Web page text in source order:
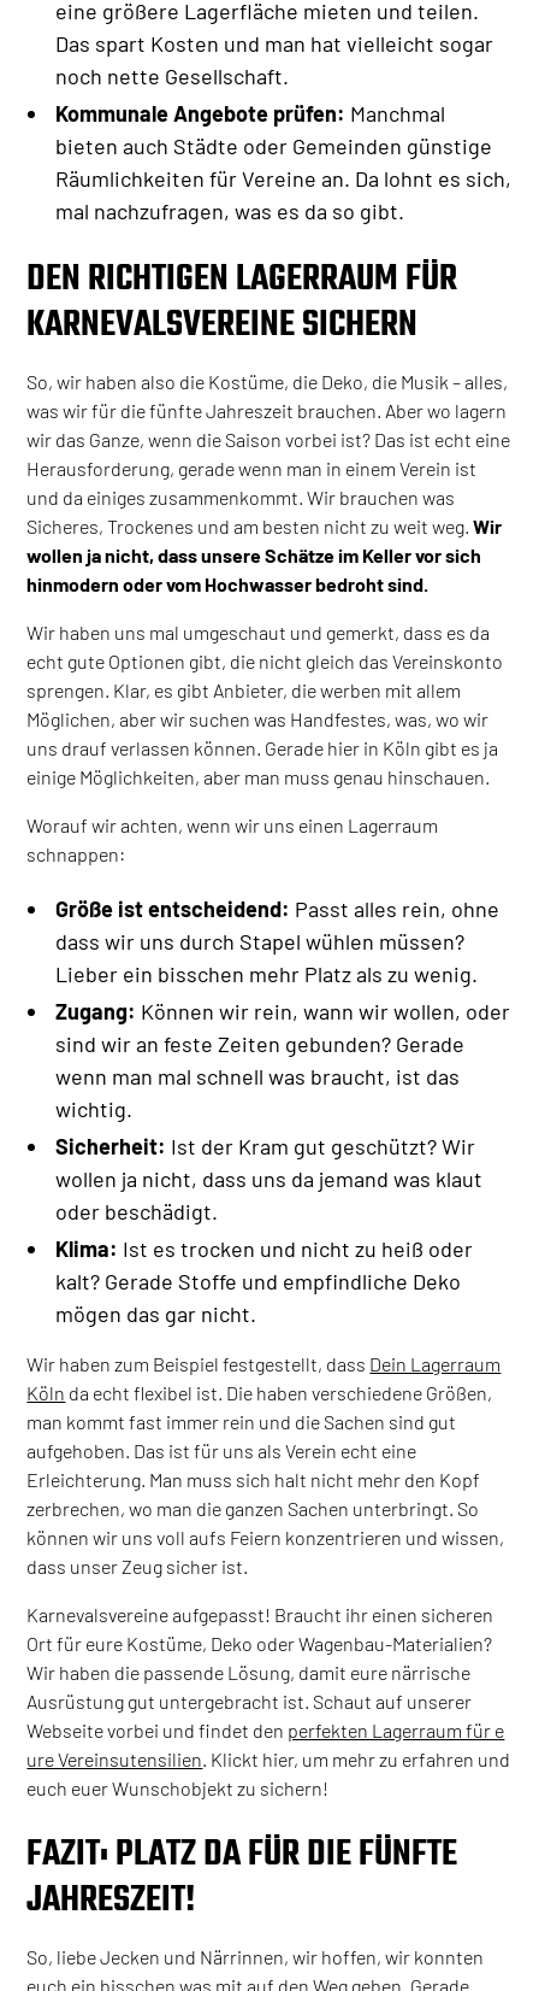
eine größere Lagerfläche mieten und teilen.
Das spart Kosten und man hat vielleicht sogar
noch nette Gesellschaft.
Kommunale Angebote prüfen: Manchmal
bieten auch Städte oder Gemeinden günstige
Räumlichkeiten für Vereine an. Da lohnt es sich,
mal nachzufragen, was es da so gibt.
DEN RICHTIGEN LAGERRAUM FÜR
KARNEVALSVEREINE SICHERN
So, wir haben also die Kostüme, die Deko, die Musik – alles,
was wir für die fünfte Jahreszeit brauchen. Aber wo lagern
wir das Ganze, wenn die Saison vorbei ist? Das ist echt eine
Herausforderung, gerade wenn man in einem Verein ist
und da einiges zusammenkommt. Wir brauchen was
Sicheres, Trockenes und am besten nicht zu weit weg.Wir
wollen ja nicht, dass unsere Schätze im Keller vor sich
hinmodern oder vom Hochwasser bedroht sind.
Wir haben uns mal umgeschaut und gemerkt, dass es da
echt gute Optionen gibt, die nicht gleich das Vereinskonto
sprengen. Klar, es gibt Anbieter, die werben mit allem
Möglichen, aber wir suchen was Handfestes, was, wo wir
uns drauf verlassen können. Gerade hier in Köln gibt es ja
einige Möglichkeiten, aber man muss genau hinschauen.
Worauf wir achten, wenn wir uns einen Lagerraum
schnappen:
Größe ist entscheidend: Passt alles rein, ohne
dass wir uns durch Stapel wühlen müssen?
Lieber ein bisschen mehr Platz als zu wenig.
Zugang: Können wir rein, wann wir wollen, oder
sind wir an feste Zeiten gebunden? Gerade
wenn man mal schnell was braucht, ist das
wichtig.
Sicherheit: Ist der Kram gut geschützt? Wir
wollen ja nicht, dass uns da jemand was klaut
oder beschädigt.
Klima: Ist es trocken und nicht zu heiß oder
kalt? Gerade Stoffe und empfindliche Deko
mögen das gar nicht.
Wir haben zum Beispiel festgestellt, dass Dein Lagerraum
Köln da echt flexibel ist. Die haben verschiedene Größen,
man kommt fast immer rein und die Sachen sind gut
aufgehoben. Das ist für uns als Verein echt eine
Erleichterung. Man muss sich halt nicht mehr den Kopf
zerbrechen, wo man die ganzen Sachen unterbringt. So
können wir uns voll aufs Feiern konzentrieren und wissen,
dass unser Zeug sicher ist.
Karnevalsvereine aufgepasst! Braucht ihr einen sicheren
Ort für eure Kostüme, Deko oder Wagenbau-Materialien?
Wir haben die passende Lösung, damit eure närrische
Ausrüstung gut untergebracht ist. Schaut auf unserer
Webseite vorbei und findet den perfekten Lagerraum für e
ure Vereinsutensilien. Klickt hier, um mehr zu erfahren und
euch euer Wunschobjekt zu sichern!
FAZIT: PLATZ DA FÜR DIE FÜNFTE
JAHRESZEIT!
So, liebe Jecken und Närrinnen, wir hoffen, wir konnten
euch ein bisschen was mit auf den Weg geben. Gerade